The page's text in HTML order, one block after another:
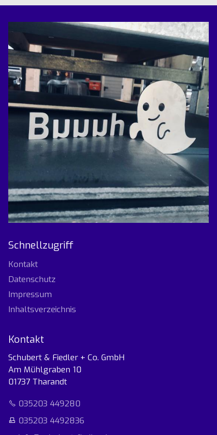
Schnellzugriff
Kontakt
Datenschutz
Impressum
Inhaltsverzeichnis
Kontakt
Schubert & Fiedler + Co. GmbH
Am Mühlgraben 10
01737 Tharandt
035203 449280
035203 4492836